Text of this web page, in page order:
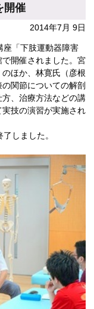
開催
2014年7月 9日
「下肢運動器障害
開催されました。宮
ほか、林寛氏（彦根
関節についての解剖
、治療方法などの講
技の演習が実施され
しました。